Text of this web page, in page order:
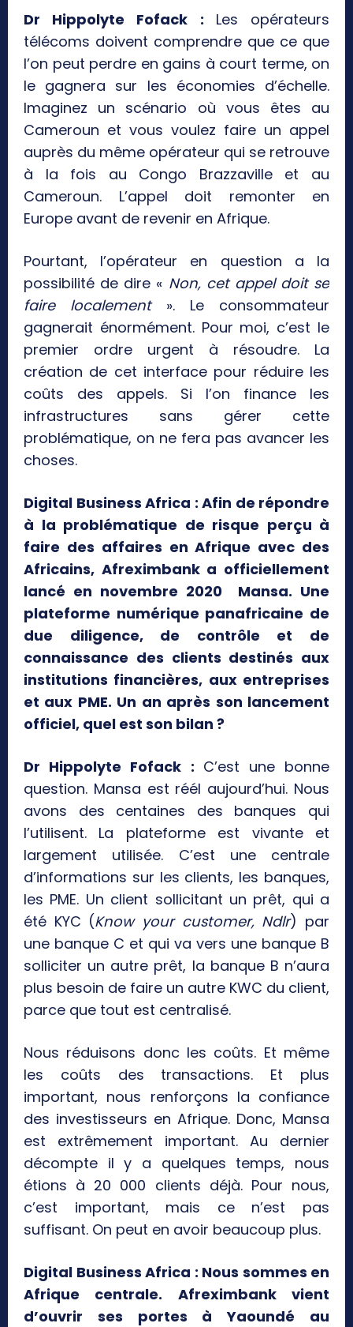
Dr Hippolyte Fofack : Les opérateurs
télécoms doivent comprendre que ce que
l’on peut perdre en gains à court terme, on
le gagnera sur les économies d’échelle.
Imaginez un scénario où vous êtes au
Cameroun et vous voulez faire un appel
auprès du même opérateur qui se retrouve
à la fois au Congo Brazzaville et au
Cameroun. L’appel doit remonter en
Europe avant de revenir en Afrique.
Pourtant, l’opérateur en question a la
possibilité de dire « Non, cet appel doit se
faire localement». Le consommateur
gagnerait énormément. Pour moi, c’est le
premier ordre urgent à résoudre. La
création de cet interface pour réduire les
coûts des appels. Si l’on finance les
infrastructures sans gérer cette
problématique, on ne fera pas avancer les
choses.
Digital Business Africa : Afin de répondre
à la problématique de risque perçu à
faire des affaires en Afrique avec des
Africains, Afreximbank a officiellement
lancé en novembre 2020 Mansa. Une
plateforme numérique panafricaine de
due diligence, de contrôle et de
connaissance des clients destinés aux
institutions financières, aux entreprises
et aux PME. Un an après son lancement
officiel, quel est son bilan ?
Dr Hippolyte Fofack : C’est une bonne
question. Mansa est réél aujourd’hui. Nous
avons des centaines des banques qui
l’utilisent. La plateforme est vivante et
largement utilisée. C’est une centrale
d’informations sur les clients, les banques,
les PME. Un client sollicitant un prêt, qui a
été KYC (Know your customer, Ndlr) par
une banque C et qui va vers une banque B
solliciter un autre prêt, la banque B n’aura
plus besoin de faire un autre KWC du client,
parce que tout est centralisé.
Nous réduisons donc les coûts. Et même
les coûts des transactions. Et plus
important, nous renforçons la confiance
des investisseurs en Afrique. Donc, Mansa
est extrêmement important. Au dernier
décompte il y a quelques temps, nous
étions à 20 000 clients déjà. Pour nous,
c’est important, mais ce n’est pas
suffisant. On peut en avoir beaucoup plus.
Digital Business Africa : Nous sommes en
Afrique centrale. Afreximbank vient
d’ouvrir ses portes à Yaoundé au